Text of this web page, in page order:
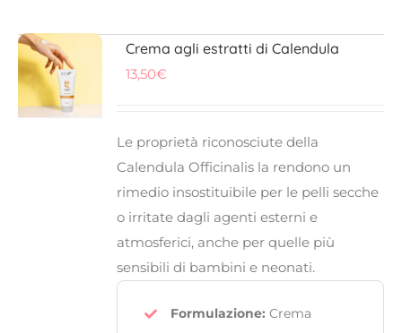
Crema agli estratti di Calendula
13,50€
Le proprietà riconosciute della
Calendula Officinalis la rendono un
rimedio insostituibile per le pelli secche
o irritate dagli agenti esterni e
atmosferici, anche per quelle più
sensibili di bambini e neonati.
Formulazione: Crema